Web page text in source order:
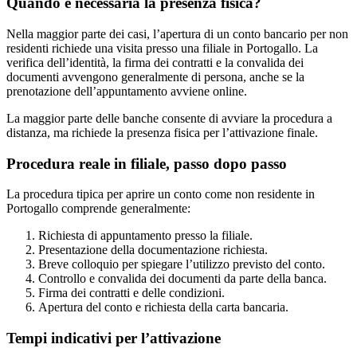
Nella maggior parte dei casi, l’apertura di un conto bancario per non
residenti richiede una visita presso una filiale in Portogallo. La
verifica dell’identità, la firma dei contratti e la convalida dei
documenti avvengono generalmente di persona, anche se la
prenotazione dell’appuntamento avviene online.
La maggior parte delle banche consente di avviare la procedura a
distanza, ma richiede la presenza fisica per l’attivazione finale.
Procedura reale in filiale, passo dopo passo
La procedura tipica per aprire un conto come non residente in
Portogallo comprende generalmente:
Richiesta di appuntamento presso la filiale.
Presentazione della documentazione richiesta.
Breve colloquio per spiegare l’utilizzo previsto del conto.
Controllo e convalida dei documenti da parte della banca.
Firma dei contratti e delle condizioni.
Apertura del conto e richiesta della carta bancaria.
Tempi indicativi per l’attivazione